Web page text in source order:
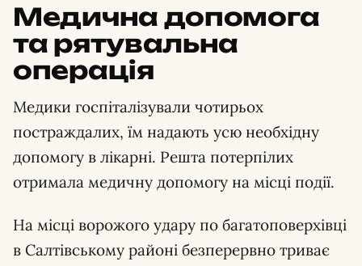
Медична допомога
та рятувальна
операція
Медики госпіталізували чотирьох
постраждалих, їм надають усю необхідну
допомогу в лікарні. Решта потерпілих
отримала медичну допомогу на місці події.
На місці ворожого удару по багатоповерхівці
в Салтівському районі безперервно триває